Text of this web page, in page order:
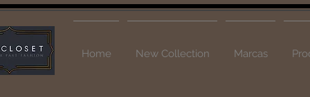
Home New Collection Marcas